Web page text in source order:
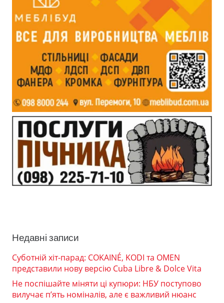
Недавні записи
Суботній хіт-парад: COKAINÉ, KODI та OMEN
представили нову версію Cuba Libre & Dolce Vita
Не поспішайте міняти ці купюри: НБУ поступово
вилучає п’ять номіналів, але є важливий нюанс